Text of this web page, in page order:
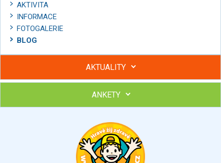
AKTIVITA
INFORMACE
FOTOGALERIE
BLOG
AKTUALITY
Hubněte s podporou lektorky a skupiny v kurzech STOBu
Chcete poradit s hubnutím? Najděte si odborníka STOBu ve
ANKETY